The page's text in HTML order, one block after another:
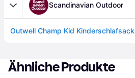
Scandinavian Outdoor
Outwell Champ Kid Kinderschlafsack
Ähnliche Produkte